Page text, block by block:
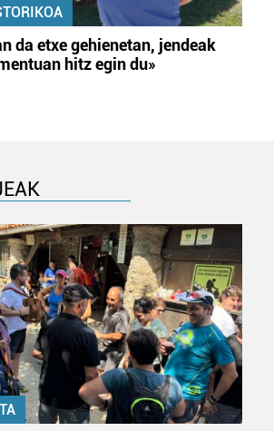
da etxe gehienetan, jendeak
hitz egin du»